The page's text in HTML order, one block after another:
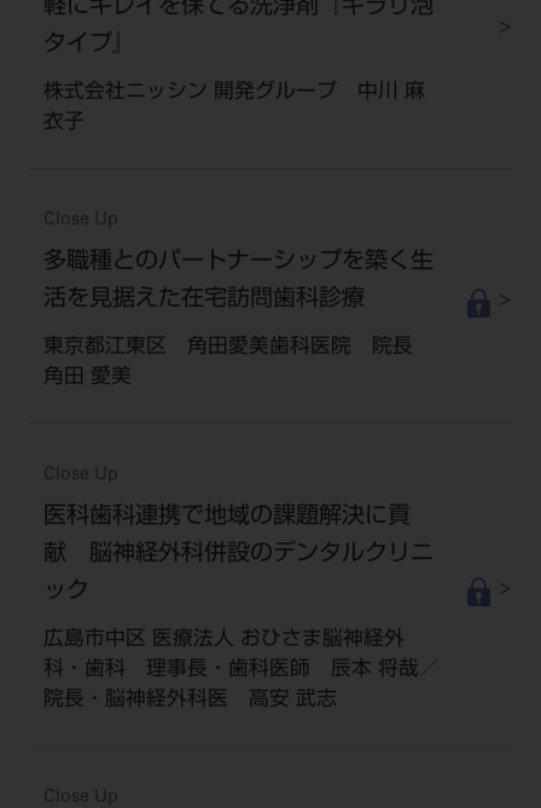
軽にキレイを保てる洗浄剤『キラリ泡
タイプ』
株式会社ニッシン 開発グループ 中川 麻
衣子
Close Up
多職種とのパートナーシップを築く生
活を見据えた在宅訪問歯科診療
東京都江東区 角田愛美歯科医院 院長
角田 愛美
Close Up
医科歯科連携で地域の課題解決に貢
献 脳神経外科併設のデンタルクリニ
ック
広島市中区 医療法人 おひさま脳神経外
科・歯科 理事長・歯科医師 辰本 将哉／
院長・脳神経外科医 高安 武志
Close Up